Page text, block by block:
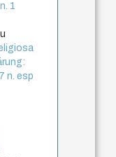
1
n. esp